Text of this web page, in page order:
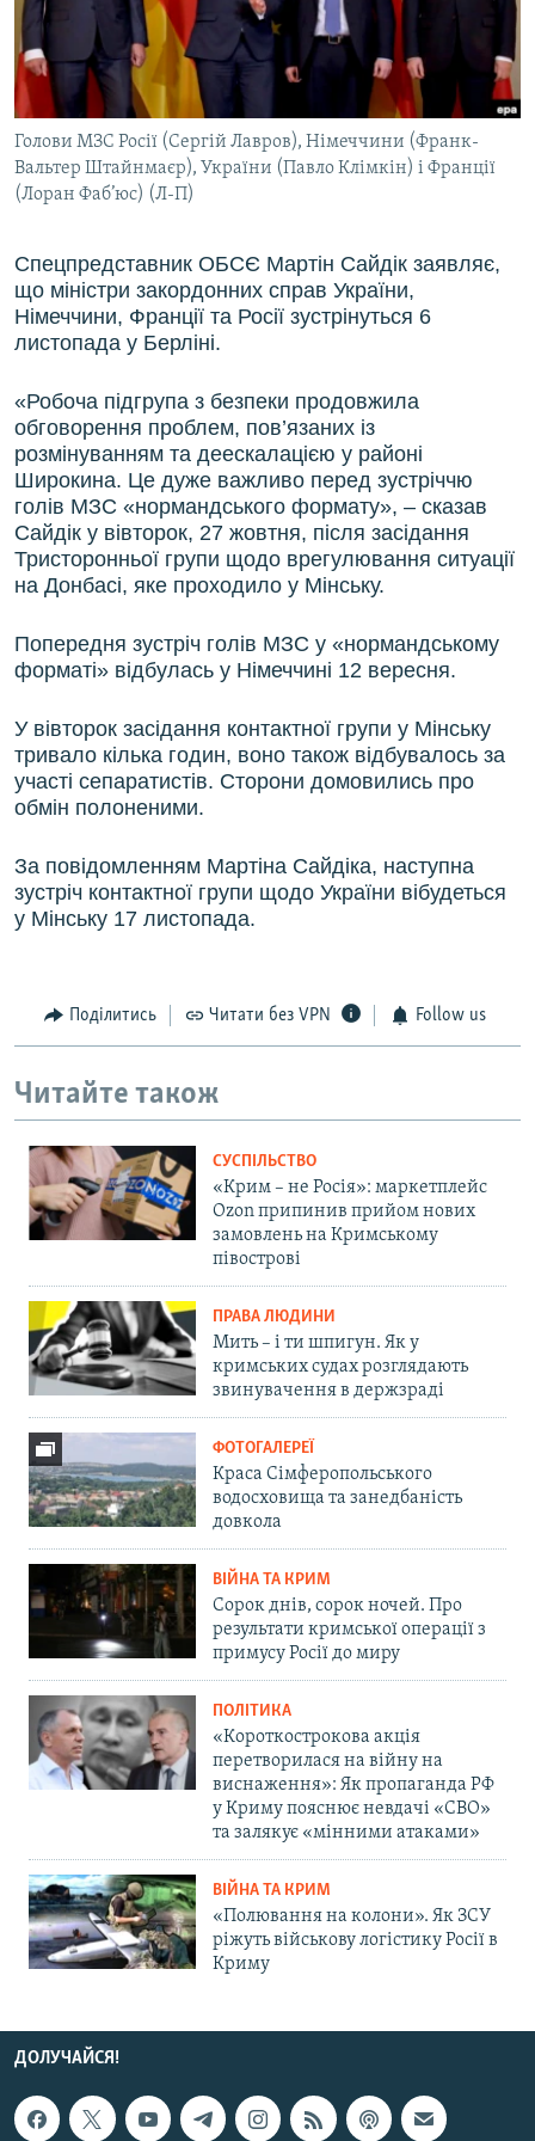
ВІДЕОУРОКИ «ELIFBE»
СВІДЧЕННЯ ОКУПАЦІЇ
УКРАЇНСЬКА ПРОБЛЕМА КРИМУ
ІНФОГРАФІКА
Русский
Qırımtatar
ДОЛУЧАЙСЯ!
Усі сайти RFE/RL
Голови МЗС Росії (Сергій Лавров), Німеччини (Франк-
Вальтер Штайнмаєр), України (Павло Клімкін) і Франції
(Лоран Фаб’юс) (Л-П)
Спецпредставник ОБСЄ Мартін Сайдік заявляє,
що міністри закордонних справ України,
Німеччини, Франції та Росії зустрінуться 6
листопада у Берліні.
«Робоча підгрупа з безпеки продовжила
обговорення проблем, пов’язаних із
розмінуванням та деескалацією у районі
Широкина. Це дуже важливо перед зустріччю
голів МЗС «нормандського формату», – сказав
Сайдік у вівторок, 27 жовтня, після засідання
Тристоронньої групи щодо врегулювання ситуації
на Донбасі, яке проходило у Мінську.
Попередня зустріч голів МЗС у «нормандському
форматі» відбулась у Німеччині 12 вересня.
У вівторок засідання контактної групи у Мінську
тривало кілька годин, воно також відбувалось за
участі сепаратистів. Сторони домовились про
обмін полоненими.
За повідомленням Мартіна Сайдіка, наступна
зустріч контактної групи щодо України вібудеться
у Мінську 17 листопада.
Поділитись Читати без VPN Follow us
Читайте також
СУСПІЛЬСТВО
«Крим – не Росія»: маркетплейс
Ozon припинив прийом нових
замовлень на Кримському
півострові
ПРАВА ЛЮДИНИ
Мить – і ти шпигун. Як у
кримських судах розглядають
звинувачення в держзраді
ФОТОГАЛЕРЕЇ
Краса Сімферопольського
водосховища та занедбаність
довкола
ВІЙНА ТА КРИМ
Сорок днів, сорок ночей. Про
результати кримської операції з
примусу Росії до миру
ПОЛІТИКА
«Короткострокова акція
перетворилася на війну на
виснаження»: Як пропаганда РФ
у Криму пояснює невдачі «СВО»
та залякує «мінними атаками»
ВІЙНА ТА КРИМ
«Полювання на колони». Як ЗСУ
ріжуть військову логістику Росії в
Криму
ДОЛУЧАЙСЯ!